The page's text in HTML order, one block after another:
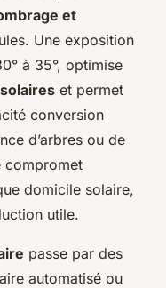
et
Une exposition
à 35°, optimise
et permet
conversion
d’arbres ou de
compromet
domicile solaire,
utile.
passe par des
automatisé ou